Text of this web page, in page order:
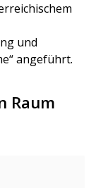
und
angeführt.
Raum